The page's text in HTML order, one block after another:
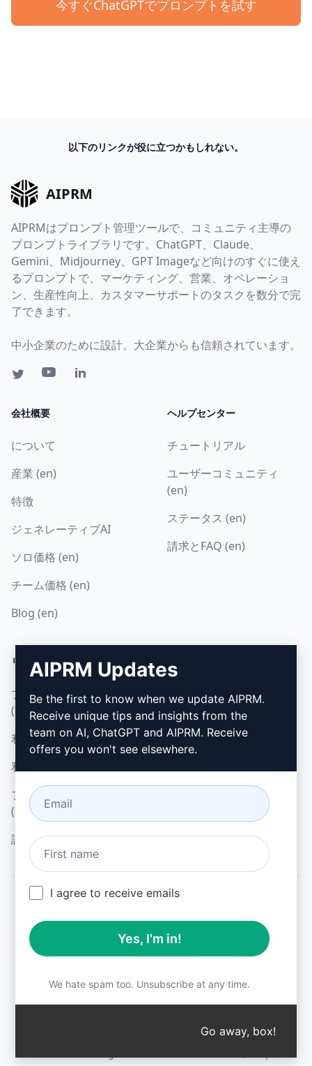
今すぐChatGPTでプロンプトを試す
以下のリンクが役に立つかもしれない。
AIPRM
AIPRMはプロンプト管理ツールで、コミュニティ主導の
プロンプトライブラリです。ChatGPT、Claude、
Gemini、Midjourney、GPT Imageなど向けのすぐに使え
るプロンプトで、マーケティング、営業、オペレーショ
ン、生産性向上、カスタマーサポートのタスクを数分で完
了できます。
中小企業のために設計。大企業からも信頼されています。
会社概要
について
産業 (en)
特徴
ジェネレーティブAI
ソロ価格 (en)
チーム価格 (en)
Blog (en)
ヘルプセンター
チュートリアル
ユーザーコミュニティ
(en)
ステータス (en)
請求とFAQ (en)
リーガル
プライバシーポリシー
(en)
利用規定 (en)
利用規約 (en)
ブラウザ拡張機能用語
(en)
請求条件 (en)
インストール方法
グーグル・クローム (en)
マイクロソフト・エッジ
All logos, trademarks, and registered trademarks are the
property of their respective owners.
AIPRM and other related brand names are registered
laws.
Unauthorized trademark use is prohibited, and may be a
violation of federal and state trademark laws. ↑
AIPRM Updates
Be the first to know when we update AIPRM.
Receive unique tips and insights from the
team on AI, ChatGPT and AIPRM. Receive
offers you won't see elsewhere.
I agree to receive emails
Yes, I'm in!
We hate spam too. Unsubscribe at any time.
Go away, box!